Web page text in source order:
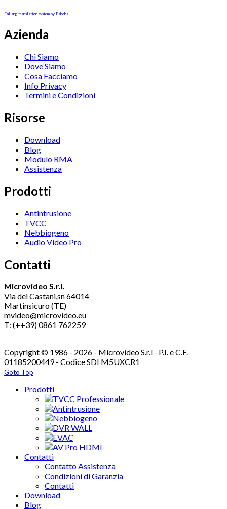
FaLang translation system by Faboba
Azienda
Chi Siamo
Dove Siamo
Cosa Facciamo
Info Privacy
Termini e Condizioni
Risorse
Download
Blog
Modulo RMA
Assistenza
Prodotti
Antintrusione
TVCC
Nebbiogeno
Audio Video Pro
Contatti
Microvideo S.r.l.
Via dei Castani,sn 64014
Martinsicuro (TE)
mvideo@microvideo.eu
T: (++39) 0861 762259
Copyright © 1986 - 2026 - Microvideo S.r.l - P.I. e C.F.
01185200449 - Codice SDI M5UXCR1
Goto Top
Prodotti
TVCC Professionale
Antintrusione
Nebbiogeno
DVR WALL
EVAC
AV Pro HDMI
Contatti
Contatto Assistenza
Condizioni di Garanzia
Contatti
Download
Blog